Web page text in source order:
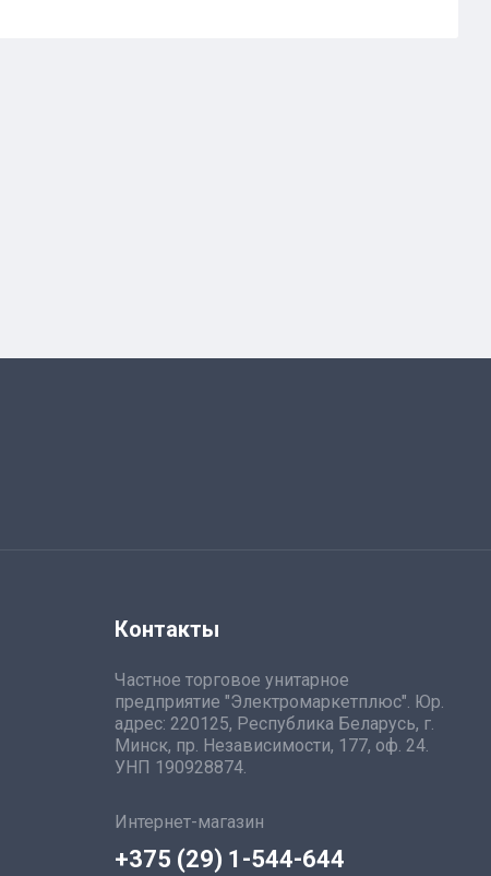
Контакты
Частное торговое унитарное
предприятие "Электромаркетплюс". Юр.
адрес: 220125, Республика Беларусь, г.
Минск, пр. Независимости, 177, оф. 24.
УНП 190928874.
Интернет-магазин
+375 (29) 1-544-644